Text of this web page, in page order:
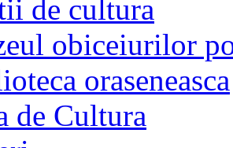
de cultura
obiceiurilor
oraseneasca
de Cultura